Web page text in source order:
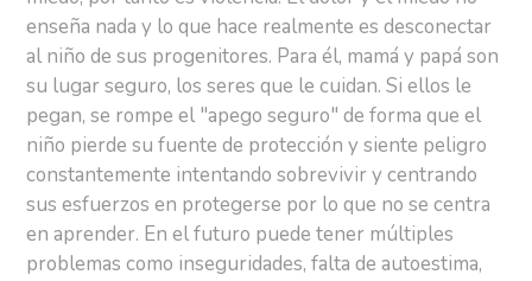
enseña nada y lo que hace realmente es desconectar
al niño de sus progenitores. Para él, mamá y papá son
su lugar seguro, los seres que le cuidan. Si ellos le
pegan, se rompe el "apego seguro" de forma que el
niño pierde su fuente de protección y siente peligro
constantemente intentando sobrevivir y centrando
sus esfuerzos en protegerse por lo que no se centra
en aprender. En el futuro puede tener múltiples
problemas como inseguridades, falta de autoestima,